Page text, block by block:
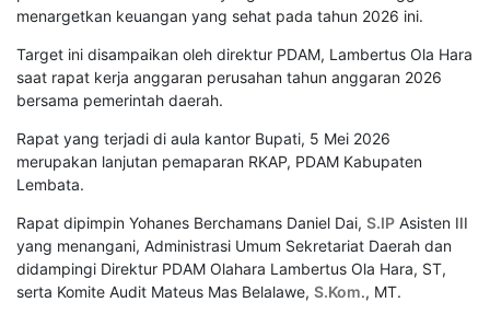
menargetkan keuangan yang sehat pada tahun 2026 ini.
Target ini disampaikan oleh direktur PDAM, Lambertus Ola Hara
saat rapat kerja anggaran perusahan tahun anggaran 2026
bersama pemerintah daerah.
Rapat yang terjadi di aula kantor Bupati, 5 Mei 2026
merupakan lanjutan pemaparan RKAP, PDAM Kabupaten
Lembata.
Rapat dipimpin Yohanes Berchamans Daniel Dai, S.IP Asisten III
yang menangani, Administrasi Umum Sekretariat Daerah dan
didampingi Direktur PDAM Olahara Lambertus Ola Hara, ST,
serta Komite Audit Mateus Mas Belalawe, S.Kom., MT.